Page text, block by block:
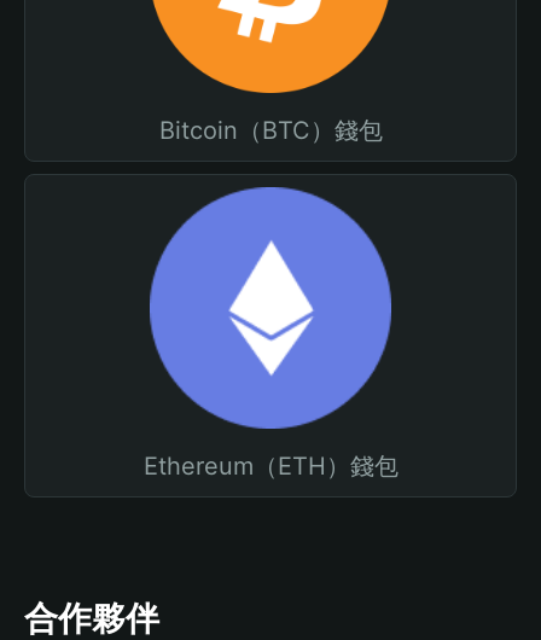
Bitcoin（BTC）錢包
Ethereum（ETH）錢包
合作夥伴